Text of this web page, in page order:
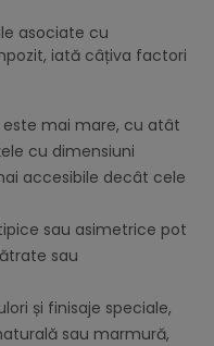
asociate cu
iată câțiva factori
mai mare, cu atât
cu dimensiuni
accesibile decât cele
sau asimetrice pot
sau
și finisaje speciale,
sau marmură,